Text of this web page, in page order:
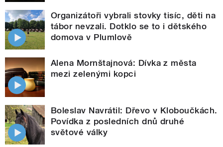
Organizátoři vybrali stovky tisíc, děti na
tábor nevzali. Dotklo se to i dětského
domova v Plumlově
Alena Mornštajnová: Dívka z města
mezi zelenými kopci
Boleslav Navrátil: Dřevo v Kloboučkách.
Povídka z posledních dnů druhé
světové války